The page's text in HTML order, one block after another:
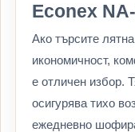
Econex
Ако търсите
икономичност,
е отличен избор.
осигурява тихо
ежедневно